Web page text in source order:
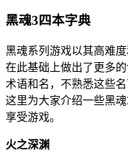
黑魂3四本字典
黑魂系列游戏以其高难
在此基础上做出了更多
术语和名，不熟悉这些
这里为大家介绍一些黑
享受游戏。
火之深渊